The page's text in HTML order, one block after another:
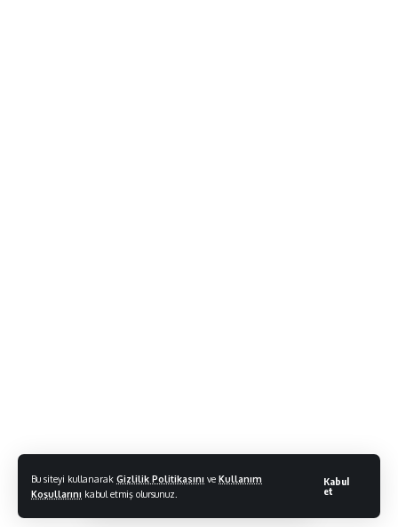
Bu siteyi kullanarak Gizlilik Politikasını ve Kullanım
Koşullarını kabul etmiş olursunuz.
Kabul
et